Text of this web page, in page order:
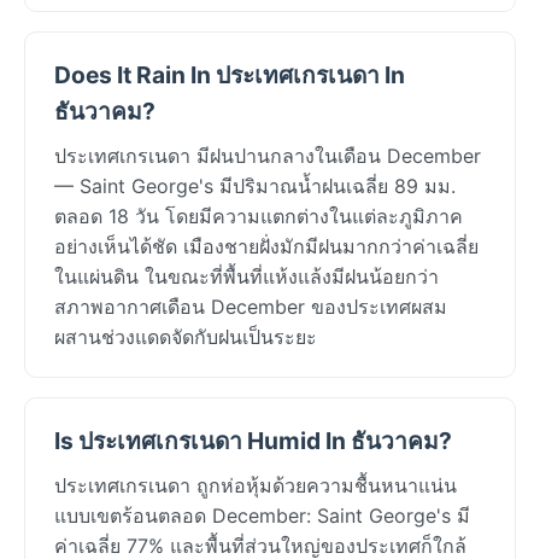
Does It Rain In ประเทศเกรเนดา In
ธันวาคม?
ประเทศเกรเนดา มีฝนปานกลางในเดือน December
— Saint George's มีปริมาณน้ำฝนเฉลี่ย 89 มม.
ตลอด 18 วัน โดยมีความแตกต่างในแต่ละภูมิภาค
อย่างเห็นได้ชัด เมืองชายฝั่งมักมีฝนมากกว่าค่าเฉลี่ย
ในแผ่นดิน ในขณะที่พื้นที่แห้งแล้งมีฝนน้อยกว่า
สภาพอากาศเดือน December ของประเทศผสม
ผสานช่วงแดดจัดกับฝนเป็นระยะ
Is ประเทศเกรเนดา Humid In ธันวาคม?
ประเทศเกรเนดา ถูกห่อหุ้มด้วยความชื้นหนาแน่น
แบบเขตร้อนตลอด December: Saint George's มี
ค่าเฉลี่ย 77% และพื้นที่ส่วนใหญ่ของประเทศก็ใกล้